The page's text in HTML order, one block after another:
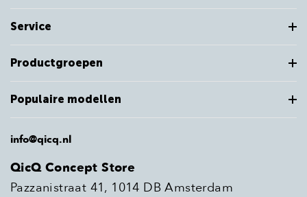
Service
Productgroepen
Populaire modellen
info@qicq.nl
QicQ Concept Store
Pazzanistraat 41, 1014 DB Amsterdam